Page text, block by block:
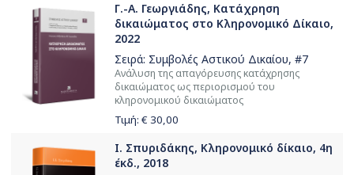
Γ.-Α. Γεωργιάδης, Κατάχρηση
δικαιώματος στο Κληρονομικό Δίκαιο,
2022
Σειρά: Συμβολές Αστικού Δικαίου, #7
Ανάλυση της απαγόρευσης κατάχρησης
δικαιώματος ως περιορισμού του
κληρονομικού δικαιώματος
Τιμή: € 30,00
Ι. Σπυριδάκης, Κληρονομικό δίκαιο, 4η
έκδ., 2018